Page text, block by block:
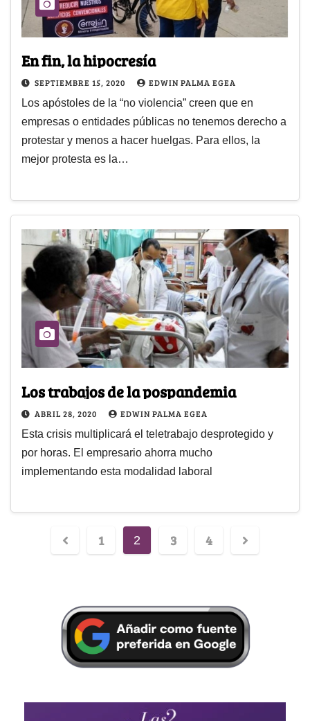
En fin, la hipocresía
SEPTIEMBRE 15, 2020 EDWIN PALMA EGEA
Los apóstoles de la “no violencia” creen que en
empresas o entidades públicas no tenemos derecho a
protestar y menos a hacer huelgas. Para ellos, la
mejor protesta es la…
Los trabajos de la pospandemia
ABRIL 28, 2020 EDWIN PALMA EGEA
Esta crisis multiplicará el teletrabajo desprotegido y
por horas. El empresario ahorra mucho
implementando esta modalidad laboral
1 2 3 4